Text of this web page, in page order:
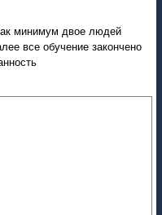
минимум двое людей
все обучение закончено